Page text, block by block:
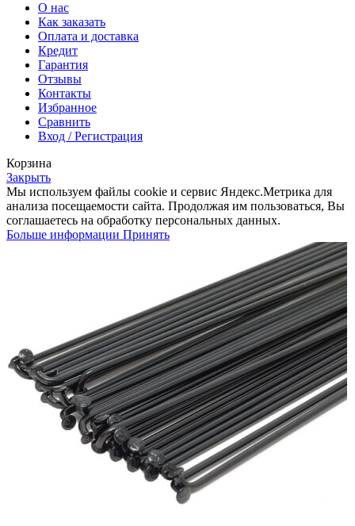
О нас
Как заказать
Оплата и доставка
Кредит
Гарантия
Отзывы
Контакты
Избранное
Сравнить
Вход / Регистрация
Корзина
Закрыть
Мы используем файлы cookie и сервис Яндекс.Метрика для
анализа посещаемости сайта. Продолжая им пользоваться, Вы
соглашаетесь на обработку персональных данных.
Больше информации Больше
Принять